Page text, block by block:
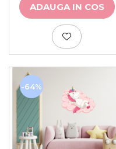
ADAUGA IN COS
-64%